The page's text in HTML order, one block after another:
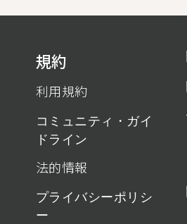
規約
利用規約
コミュニティ・ガイ
ドライン
法的情報
プライバシーポリシ
ー